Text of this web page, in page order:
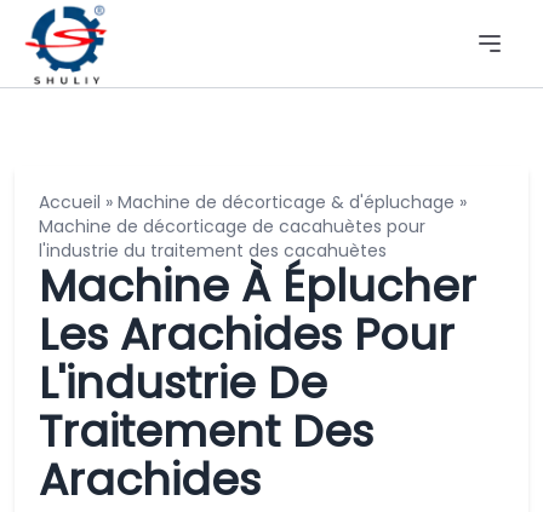
Accueil » Machine de décorticage & d'épluchage »
Machine de décorticage de cacahuètes pour
l'industrie du traitement des cacahuètes
Machine À Éplucher
Les Arachides Pour
L'industrie De
Traitement Des
Arachides